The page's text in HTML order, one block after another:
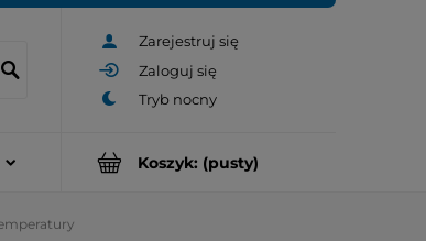
Zarejestruj się
Zaloguj się
Koszyk: (pusty)